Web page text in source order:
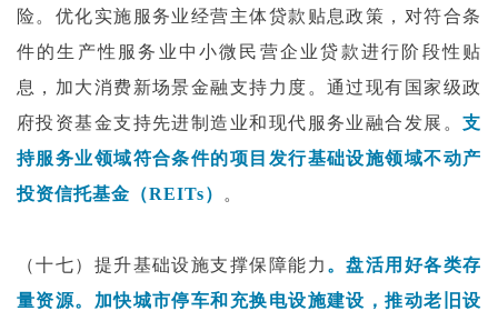
险。优化实施服务业经营主体贷款贴息政策，对符合条
件的生产性服务业中小微民营企业贷款进行阶段性贴
息，加大消费新场景金融支持力度。通过现有国家级政
府投资基金支持先进制造业和现代服务业融合发展。 支
持服务业领域符合条件的项目发行基础设施领域不动产
投资信托基金（REITs）
。
（十七）提升基础设施支撑保障能力 。盘活用好各类存
量资源。加快城市停车和充换电设施建设，推动老旧设